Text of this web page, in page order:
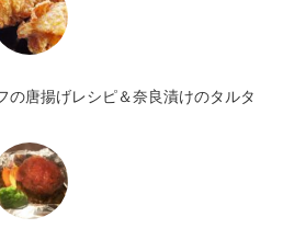
の唐揚げレシピ＆奈良漬けのタルタ